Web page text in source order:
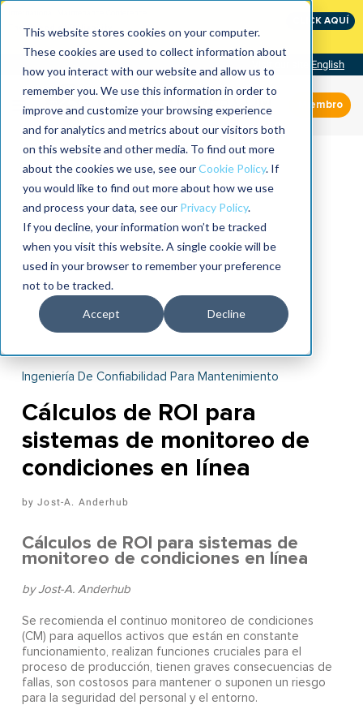
This website stores cookies on your computer.
These cookies are used to collect information about
how you interact with our website and allow us to
remember you. We use this information in order to
improve and customize your browsing experience
and for analytics and metrics about our visitors both
on this website and other media. To find out more
about the cookies we use, see ourCookie Policy. If
you would like to find out more about how we use
and process your data, see our Privacy Policy.
If you decline, your information won’t be tracked
when you visit this website. A single cookie will be
used in your browser to remember your preference
not to be tracked.
Accept Decline
The Speed of Reliability
CLICK AQUÍ
English
Miembro
Ingeniería De Confiabilidad Para Mantenimiento
Cálculos de ROI para
sistemas de monitoreo de
condiciones en línea
Jost-A. Anderhub
Cálculos de ROI para sistemas de
monitoreo de condiciones en línea
by Jost-A. Anderhub
Se recomienda el continuo monitoreo de condiciones
(CM) para aquellos activos que están en constante
funcionamiento, realizan funciones cruciales para el
proceso de producción, tienen graves consecuencias de
fallas, son costosos para mantener o suponen un riesgo
para la seguridad del personal y el entorno.